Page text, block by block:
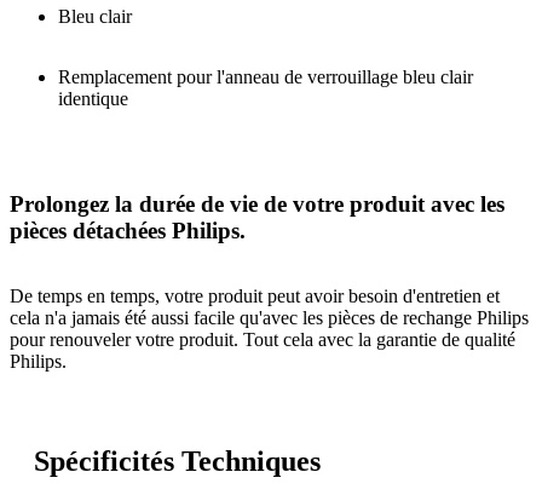
Bleu clair
Remplacement pour l'anneau de verrouillage bleu clair
identique
Prolongez la durée de vie de votre produit avec les
pièces détachées Philips.
De temps en temps, votre produit peut avoir besoin d'entretien et
cela n'a jamais été aussi facile qu'avec les pièces de rechange Philips
pour renouveler votre produit. Tout cela avec la garantie de qualité
Philips.
Spécificités Techniques